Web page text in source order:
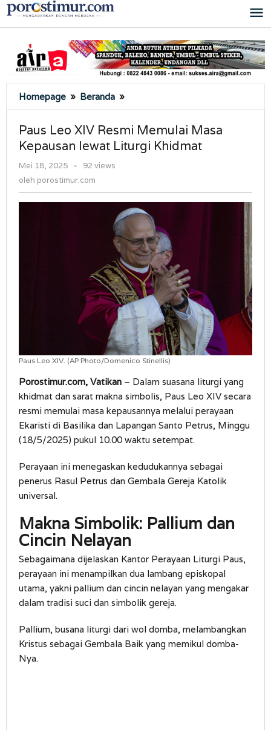
Lewati
ke
Homepage » Beranda »
Leo
XIV
Resmi
Memulai
lewat
Liturgi
Khidmat
Paus Leo XIV Resmi Memulai Masa
Kepausan lewat Liturgi Khidmat
Mei 18, 2025
oleh
-
92 views
oleh porostimur.com
Paus Leo XIV. (AP Photo/Domenico Stinellis)
Porostimur.com, Vatikan – Dalam suasana liturgi yang
khidmat dan sarat makna simbolis, Paus Leo XIV secara
resmi memulai masa kepausannya melalui perayaan
Ekaristi di Basilika dan Lapangan Santo Petrus, Minggu
(18/5/2025) pukul 10.00 waktu setempat.
Perayaan ini menegaskan kedudukannya sebagai
penerus Rasul Petrus dan Gembala Gereja Katolik
universal.
Makna Simbolik: Pallium dan
Cincin Nelayan
Sebagaimana dijelaskan Kantor Perayaan Liturgi Paus,
perayaan ini menampilkan dua lambang episkopal
utama, yakni pallium dan cincin nelayan yang mengakar
dalam tradisi suci dan simbolik gereja.
Pallium, busana liturgi dari wol domba, melambangkan
Kristus sebagai Gembala Baik yang memikul domba-
Nya.